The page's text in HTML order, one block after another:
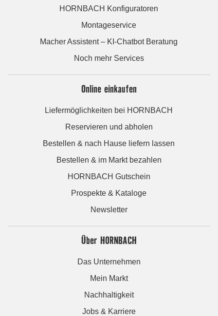
HORNBACH Konfiguratoren
Montageservice
Macher Assistent – KI-Chatbot Beratung
Noch mehr Services
Online einkaufen
Liefermöglichkeiten bei HORNBACH
Reservieren und abholen
Bestellen & nach Hause liefern lassen
Bestellen & im Markt bezahlen
HORNBACH Gutschein
Prospekte & Kataloge
Newsletter
Über HORNBACH
Das Unternehmen
Mein Markt
Nachhaltigkeit
Jobs & Karriere